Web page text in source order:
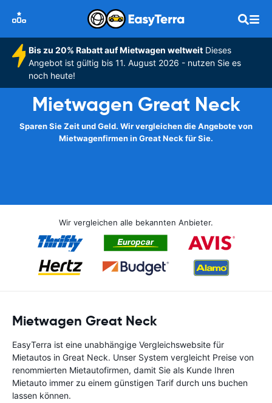
Bis zu 20% Rabatt auf Mietwagen weltweitDieses
Angebot ist gültig bis 11. August 2026 - nutzen Sie es
noch heute!
Mietwagen Great Neck
Sparen Sie Zeit und Geld. Wir vergleichen die Angebote von
Mietwagenfirmen in Great Neck für Sie.
Wir vergleichen alle bekannten Anbieter.
Mietwagen Great Neck
EasyTerra ist eine unabhängige Vergleichswebsite für
Mietautos in Great Neck. Unser System vergleicht Preise von
renommierten Mietautofirmen, damit Sie als Kunde Ihren
Mietauto immer zu einem günstigen Tarif durch uns buchen
lassen können.